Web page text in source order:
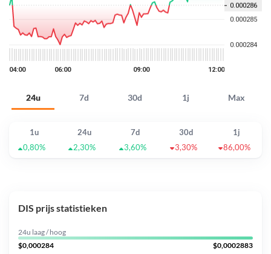
24u 7d 30d 1j Max
1u 24u 7d 30d
1j
0,80%
2,30% 3,60% 3,30% 86,00%
DIS prijs statistieken
24u laag / hoog
$0,000284
$0,0002883